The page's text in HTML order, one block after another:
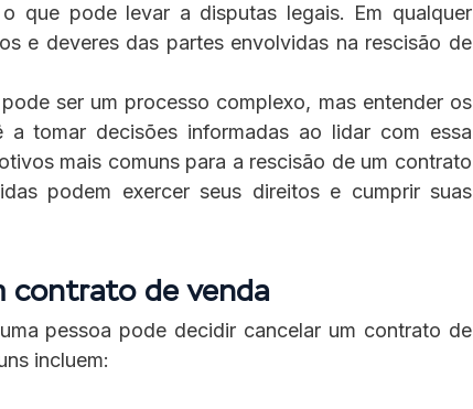
que pode levar a disputas legais. Em qualquer
e deveres das partes envolvidas na rescisão de
ser um processo complexo, mas entender os
tomar decisões informadas ao lidar com essa
mais comuns para a rescisão de um contrato
podem exercer seus direitos e cumprir suas
contrato de venda
pessoa pode decidir cancelar um contrato de
incluem: